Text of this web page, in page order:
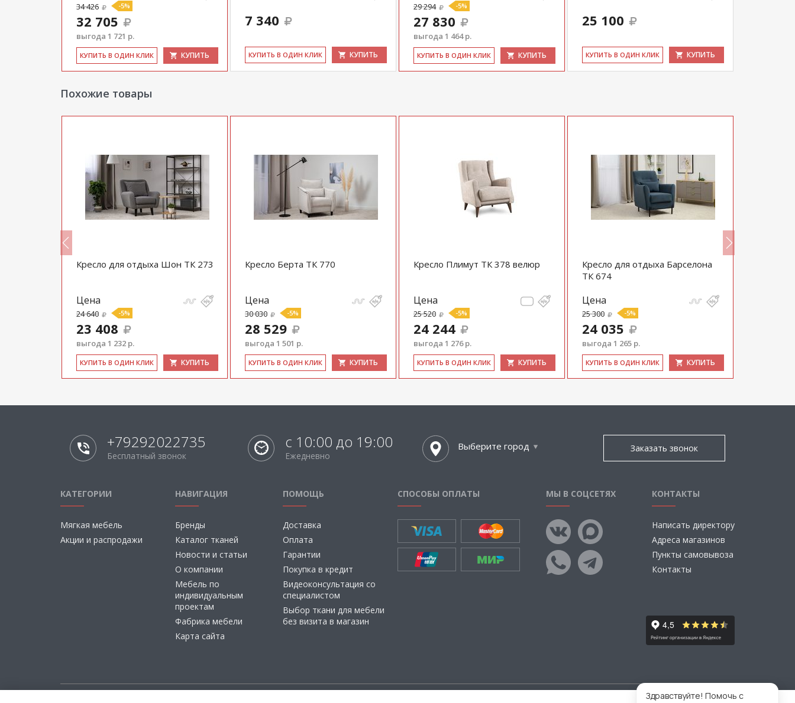
34 426 -5%
32 705
выгода 1 721 р.
КУ­ПИТЬ В ОДИН КЛИК КУПИТЬ
7 340
КУ­ПИТЬ В ОДИН КЛИК КУПИТЬ
29 294 -5%
27 830
выгода 1 464 р.
КУ­ПИТЬ В ОДИН КЛИК КУПИТЬ
25 100
КУ­ПИТЬ В ОДИН КЛИК КУПИТЬ
Похожие товары
Кресло для отдыха Шон ТК 273
Цена
24 640 -5%
23 408
выгода 1 232 р.
КУ­ПИТЬ В ОДИН КЛИК КУПИТЬ
Кресло Берта ТК 770
Цена
30 030 -5%
28 529
выгода 1 501 р.
КУ­ПИТЬ В ОДИН КЛИК КУПИТЬ
Кресло Плимут ТК 378 велюр
Цена
25 520 -5%
24 244
выгода 1 276 р.
КУ­ПИТЬ В ОДИН КЛИК КУПИТЬ
Кресло для отдыха Барселона
ТК 674
Цена
25 300 -5%
24 035
выгода 1 265 р.
КУ­ПИТЬ В ОДИН КЛИК КУПИТЬ
+79292022735
Бесплатный звонок
с 10:00 до 19:00
Ежедневно
Выберите город Заказать звонок
КАТЕГОРИИ
Мягкая мебель
Акции и распродажи
НАВИГАЦИЯ
Бренды
Каталог тканей
Новости и статьи
О компании
Мебель по
индивидуальным
проектам
Фабрика мебели
Карта сайта
ПОМОЩЬ
Доставка
Оплата
Гарантии
Покупка в кредит
Видеоконсультация со
специалистом
Выбор ткани для мебели
без визита в магазин
СПОСОБЫ ОПЛАТЫ МЫ В СОЦСЕТЯХ КОНТАКТЫ
Написать директору
Адреса магазинов
Пункты самовывоза
Контакты
Здравствуйте! Помочь с